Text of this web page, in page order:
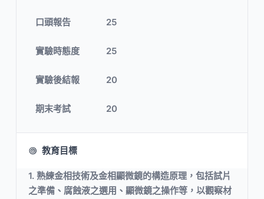
口頭報告 25
實驗時態度 25
實驗後結報 20
期末考試 20
教育目標
1. 熟練金相技術及金相顯微鏡的構造原理，包括試片
之準備、腐蝕液之選用、顯微鏡之操作等，以觀察材